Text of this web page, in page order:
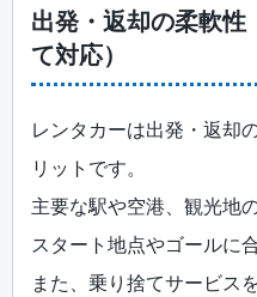
出発・返却の柔軟
て対応）
レンタカーは出発・返却
リットです。
主要な駅や空港、観光地
スタート地点やゴールに
また、乗り捨てサービス